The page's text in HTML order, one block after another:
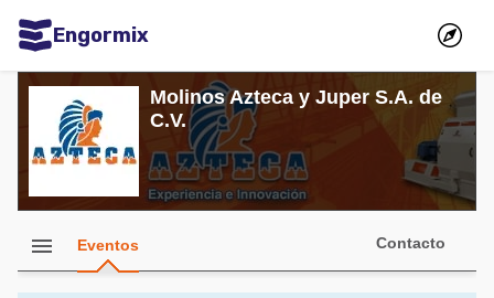
Engormix
Comunidades en español
Agricultura
Balanceados - Piensos
Avicultura
Ganadería
Molinos Azteca y Juper S.A. de
C.V.
menu Eventos Contacto